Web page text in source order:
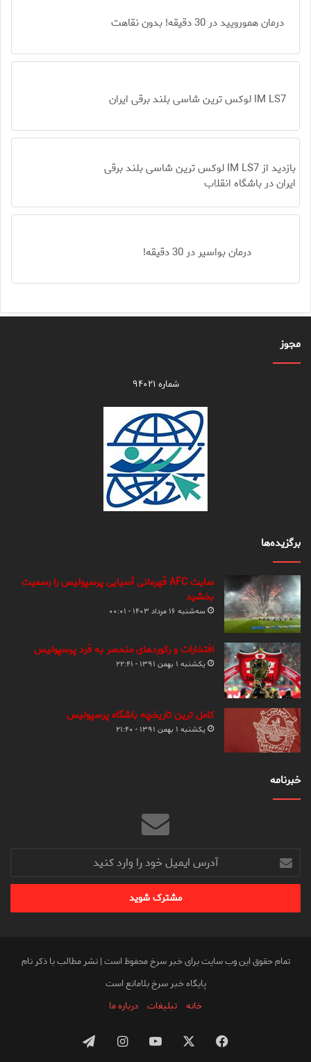
درمان همورویید در 30 دقیقه! بدون نقاهت
IM LS7 لوکس ترین شاسی بلند برقی ایران
بازدید از IM LS7 لوکس ترین شاسی بلند برقی
ایران در باشگاه انقلاب
درمان بواسیر در 30 دقیقه!
مجوز
شماره ۹۴۰۲۱
برگزیده‌ها
سایت AFC قهرمانی آسیایی پرسپولیس را رسمیت
بخشید
سه‌شنبه ۱۶ مرداد ۱۴۰۳ - ۰۰:۰۱
افتخارات و رکوردهای منحصر به فرد پرسپولیس
یکشنبه ۱ بهمن ۱۳۹۱ - ۲۲:۴۱
کامل ترین تاریخچه باشگاه پرسپولیس
یکشنبه ۱ بهمن ۱۳۹۱ - ۲۱:۴۰
خبرنامه
آدرس
ایمیل
خود
وارد
تمام حقوق این وب سایت برای خبر سرخ محفوظ است | نشر مطالب با ذکر نام
پایگاه خبر سرخ بلامانع است
خانه
تبلیغات درباره ما
فیس یوتیوباینستاگرامتلگرام